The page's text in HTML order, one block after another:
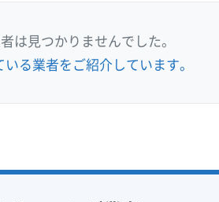
は見つかりませんでした。
る業者をご紹介しています。